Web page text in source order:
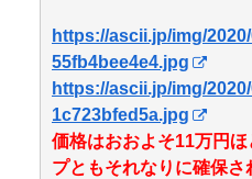
https://ascii.jp/img/
55fb4bee4e4.jpg
https://ascii.jp/img/
1c723bfed5a.jpg
価格はおおよそ11万円
プともそれなりに確保